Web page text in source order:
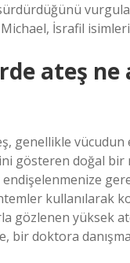
İsrafil
ateş ne
genellikle vücudun
gösteren doğal bir
kullanılarak
gözlenen yüksek
bir doktora